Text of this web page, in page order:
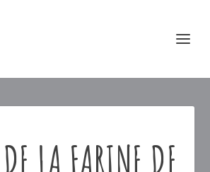
LA FARINE DE